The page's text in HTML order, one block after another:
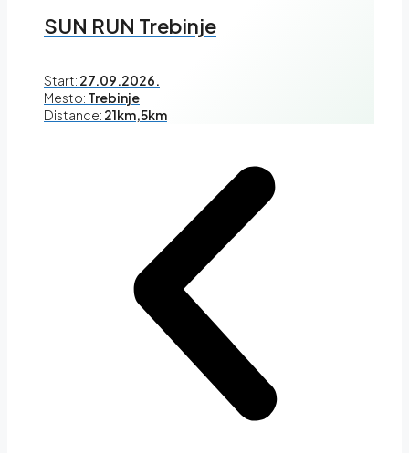
SUN RUN Trebinje
Start: 27.09.2026.
Mesto: Trebinje
Distance: 21km,5km